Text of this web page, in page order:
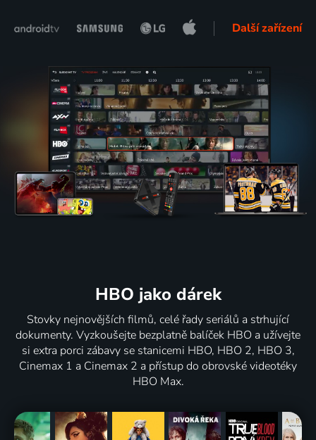
Další zařízení
HBO jako dárek
Stovky nejnovějších filmů, celé řady seriálů a strhující
dokumenty. Vyzkoušejte bezplatně balíček HBO a užívejte
si extra porci zábavy se stanicemi HBO, HBO 2, HBO 3,
Cinemax 1 a Cinemax 2 a přístup do obrovské videotéky
HBO Max.